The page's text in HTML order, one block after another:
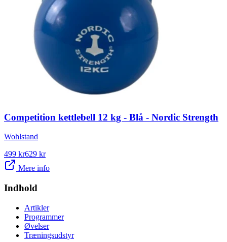
Competition kettlebell 12 kg - Blå - Nordic Strength
Wohlstand
499 kr629 kr
Mere info
Indhold
Artikler
Programmer
Øvelser
Træningsudstyr